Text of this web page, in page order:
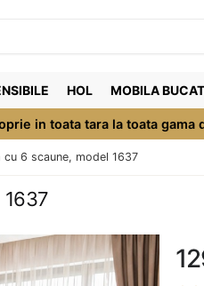
HOL MOBILA
in toata tara la toata gama
6 scaune, model 1637